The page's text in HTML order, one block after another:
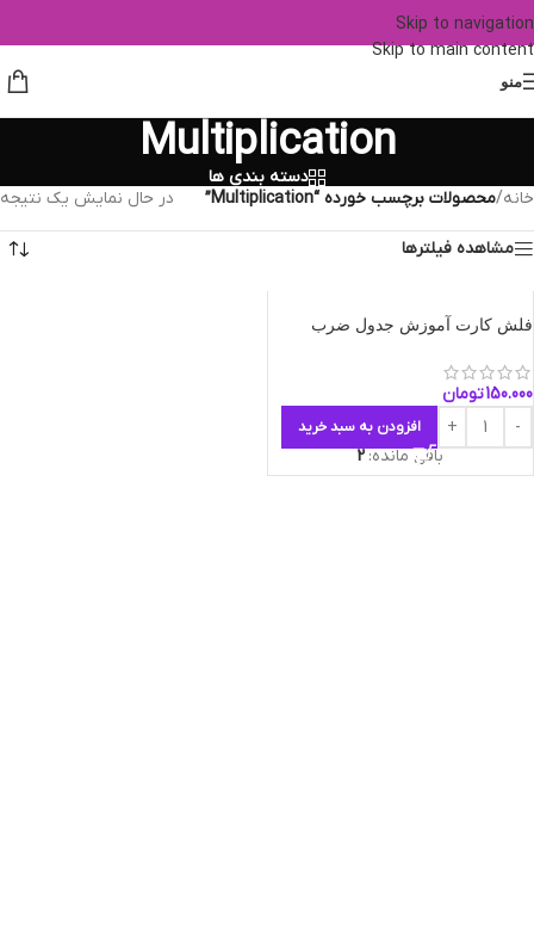
Skip to navigation
Skip to main content
منو
Multiplication
دسته بندی ها
خانه/محصولات برچسب خورده “Multiplication” در حال نمایش یک نتیجه
مشاهده فیلترها
فلش کارت آموزش جدول ضرب
150.000تومان
افزودن به سبد خرید
باقی مانده:2